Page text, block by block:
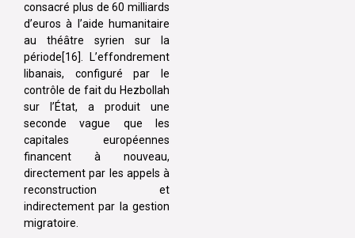
consacré plus de 60 milliards
d’euros à l’aide humanitaire
au théâtre syrien sur la
période[16]. L’effondrement
libanais, configuré par le
contrôle de fait du Hezbollah
sur l’État, a produit une
seconde vague que les
capitales européennes
financent à nouveau,
directement par les appels à
reconstruction et
indirectement par la gestion
migratoire.